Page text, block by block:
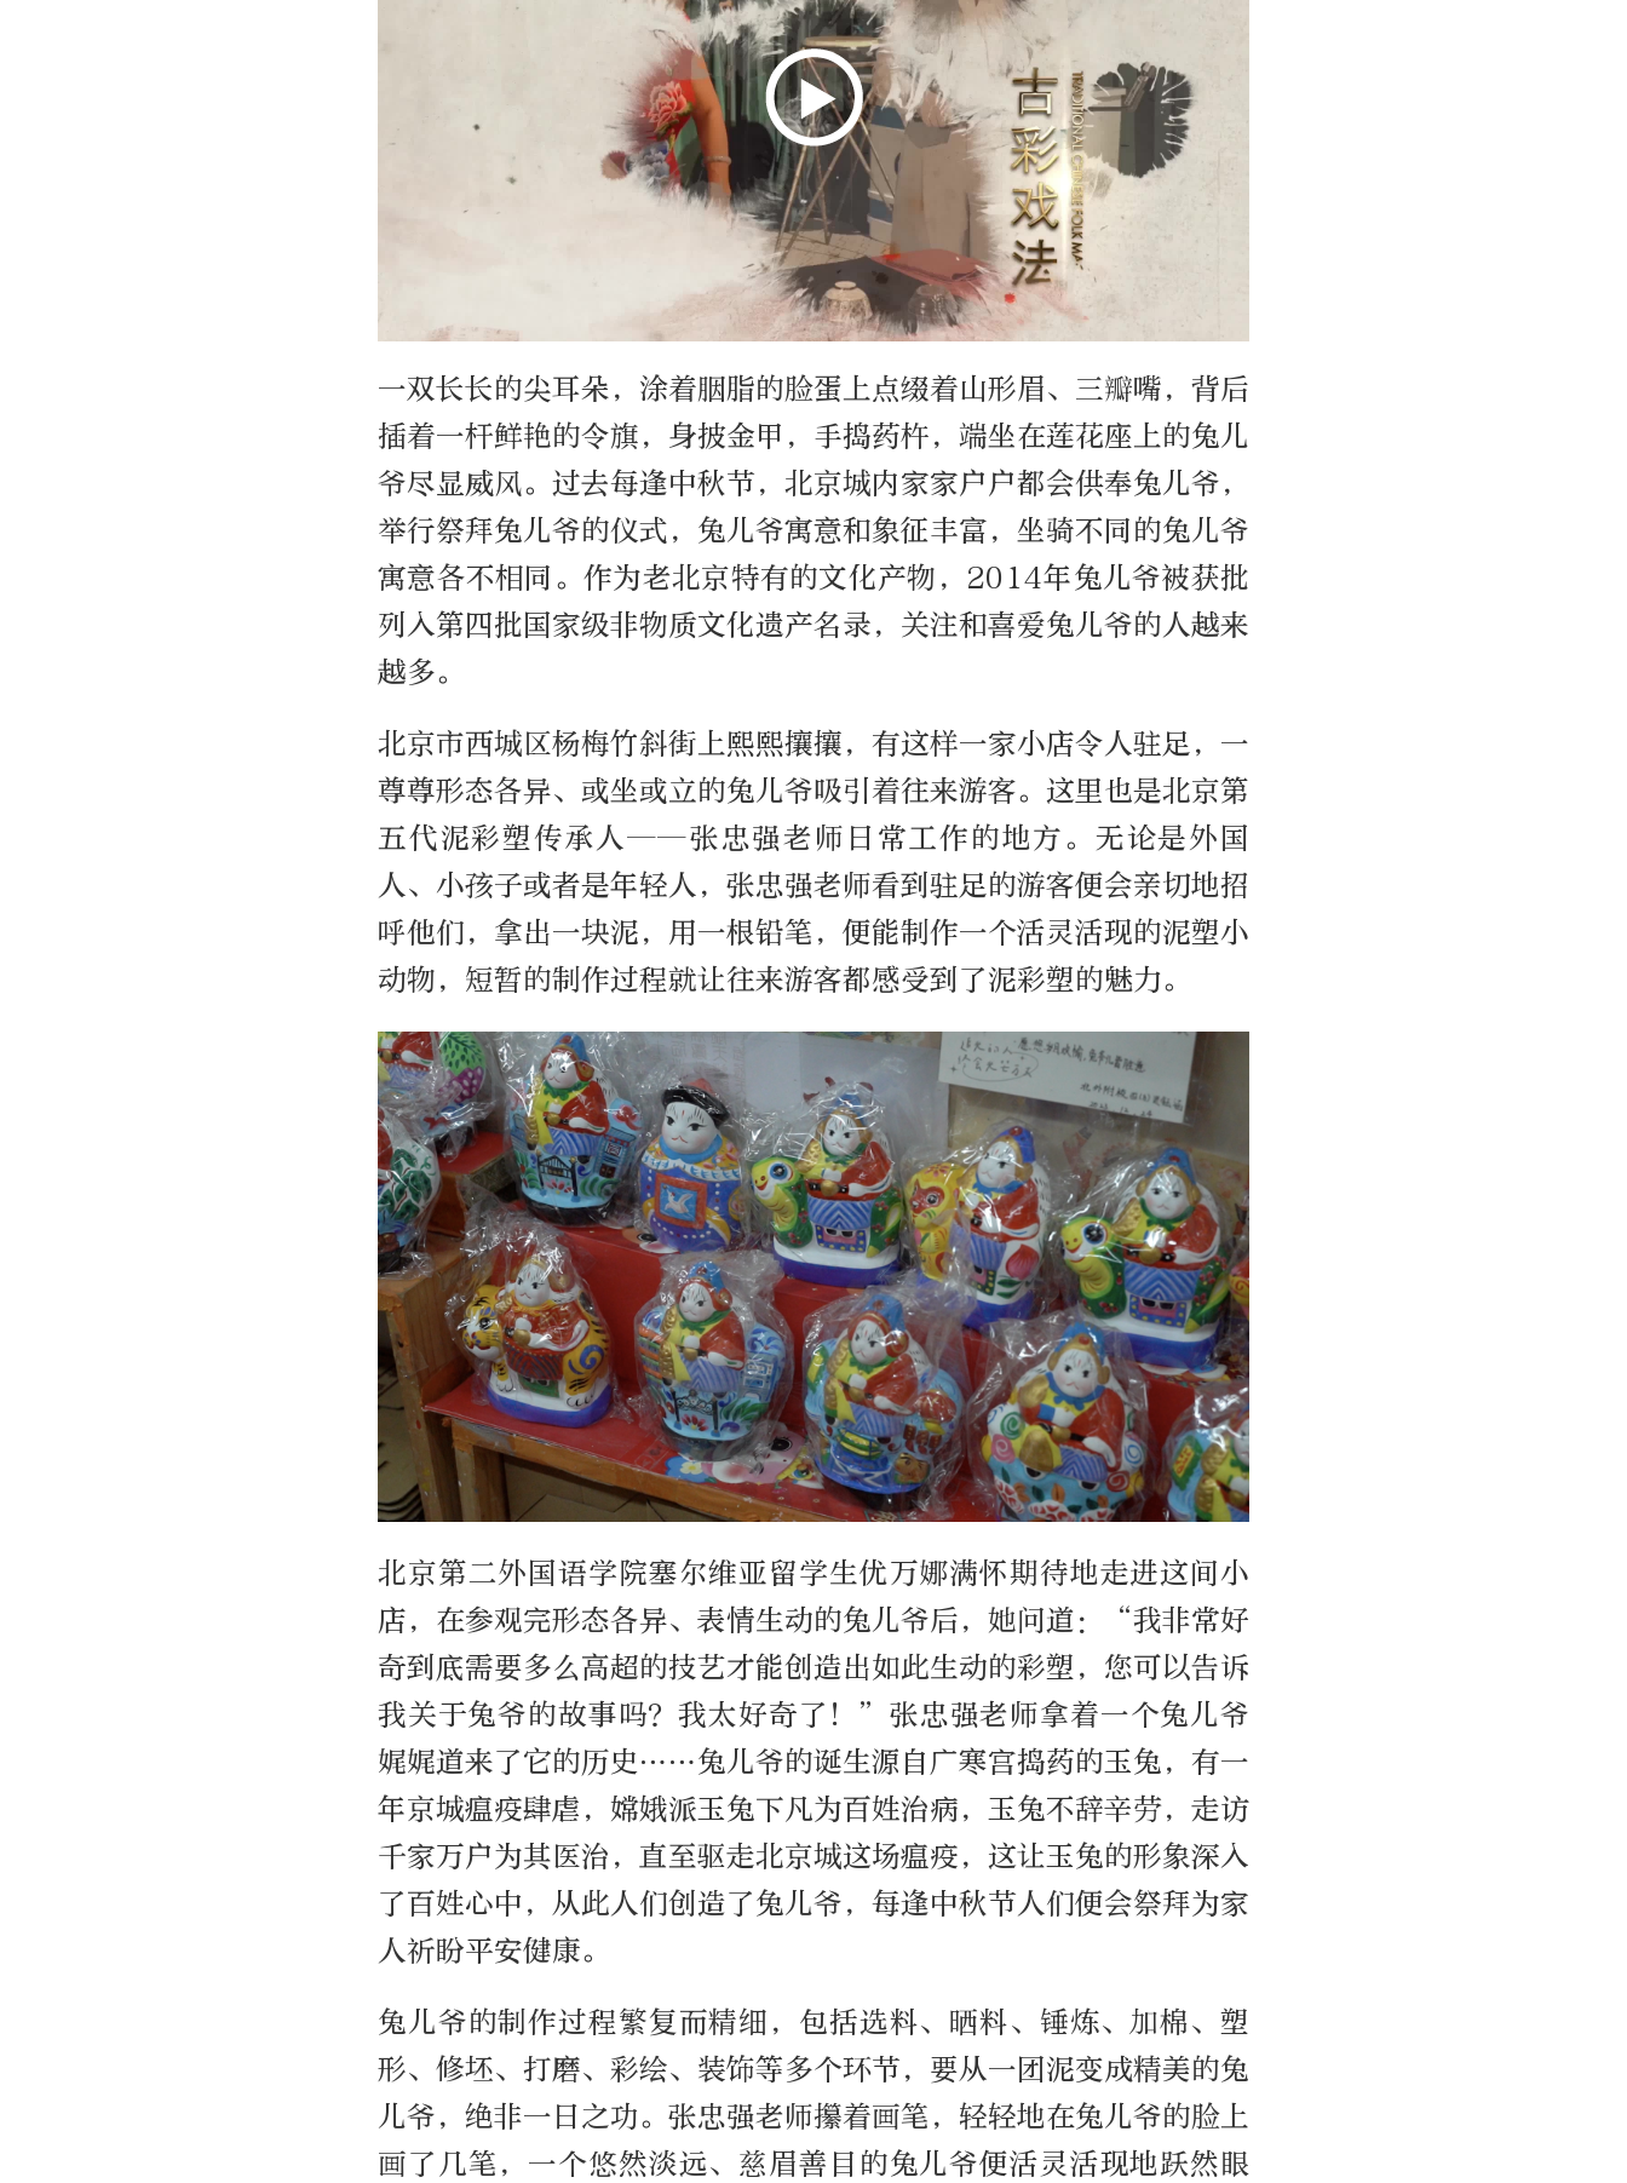
一双长长的尖耳朵，涂着胭脂的脸蛋上点缀着山形眉、三瓣嘴，背后
插着一杆鲜艳的令旗，身披金甲，手捣药杵，端坐在莲花座上的兔儿
爷尽显威风。过去每逢中秋节，北京城内家家户户都会供奉兔儿爷，
举行祭拜兔儿爷的仪式，兔儿爷寓意和象征丰富，坐骑不同的兔儿爷
寓意各不相同。作为老北京特有的文化产物，2014年兔儿爷被获批
列入第四批国家级非物质文化遗产名录，关注和喜爱兔儿爷的人越来
越多。
北京市西城区杨梅竹斜街上熙熙攘攘，有这样一家小店令人驻足，一
尊尊形态各异、或坐或立的兔儿爷吸引着往来游客。这里也是北京第
五代泥彩塑传承人——张忠强老师日常工作的地方。无论是外国
人、小孩子或者是年轻人，张忠强老师看到驻足的游客便会亲切地招
呼他们，拿出一块泥，用一根铅笔，便能制作一个活灵活现的泥塑小
动物，短暂的制作过程就让往来游客都感受到了泥彩塑的魅力。
北京第二外国语学院塞尔维亚留学生优万娜满怀期待地走进这间小
店，在参观完形态各异、表情生动的兔儿爷后，她问道：“我非常好
奇到底需要多么高超的技艺才能创造出如此生动的彩塑，您可以告诉
我关于兔爷的故事吗？我太好奇了！”张忠强老师拿着一个兔儿爷
娓娓道来了它的历史……兔儿爷的诞生源自广寒宫捣药的玉兔，有一
年京城瘟疫肆虐，嫦娥派玉兔下凡为百姓治病，玉兔不辞辛劳，走访
千家万户为其医治，直至驱走北京城这场瘟疫，这让玉兔的形象深入
了百姓心中，从此人们创造了兔儿爷，每逢中秋节人们便会祭拜为家
人祈盼平安健康。
兔儿爷的制作过程繁复而精细，包括选料、晒料、锤炼、加棉、塑
形、修坯、打磨、彩绘、装饰等多个环节，要从一团泥变成精美的兔
儿爷，绝非一日之功。张忠强老师攥着画笔，轻轻地在兔儿爷的脸上
画了几笔，一个悠然淡远、慈眉善目的兔儿爷便活灵活现地跃然眼